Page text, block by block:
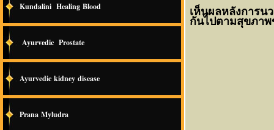
Kundalini Healing Blood
Ayurvedic Prostate
Ayurvedic kidney disease
Prana Myludra
เห็นผลหลังการน
กันไปตามสุขภา